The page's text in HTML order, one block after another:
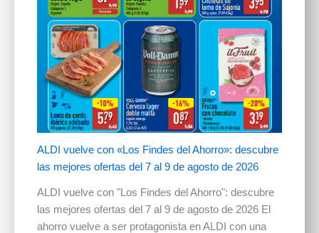
ALDI vuelve con «Los Findes del Ahorro»: descubre
las mejores ofertas del 7 al 9 de agosto de 2026
ALDI vuelve con "Los Findes del Ahorro": descubre
las mejores ofertas del 7 al 9 de agosto de 2026 El
ahorro vuelve a ser protagonista en ALDI con una